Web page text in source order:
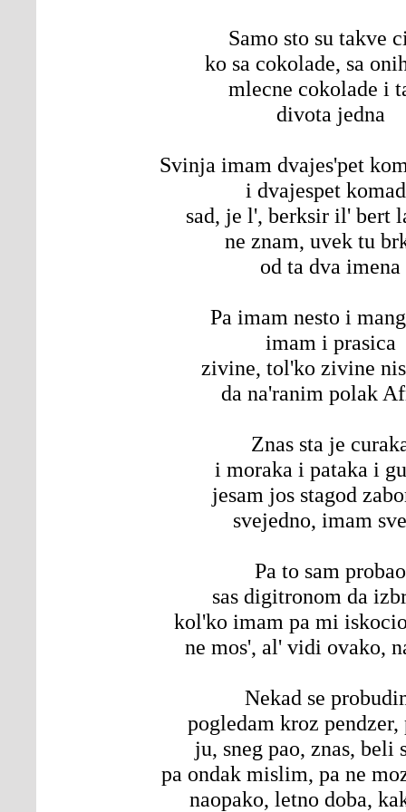
Samo sto su takve
ko sa cokolade, sa
mlecne cokolade i
divota jedna
Svinja imam dvajes'pet
i dvajespet
sad, je l', berksir il' bert
ne znam, uvek tu
od ta dva imena
Pa imam nesto i
imam i prasica
zivine, tol'ko zivine
da na'ranim polak
Znas sta je
i moraka i pataka i
jesam jos stagod
svejedno, imam
Pa to sam probao
sas digitronom da
kol'ko imam pa mi
ne mos', al' vidi ovako,
Nekad se
pogledam kroz pendzer,
ju, sneg pao, znas, beli
pa ondak mislim, pa ne
naopako, letno doba,